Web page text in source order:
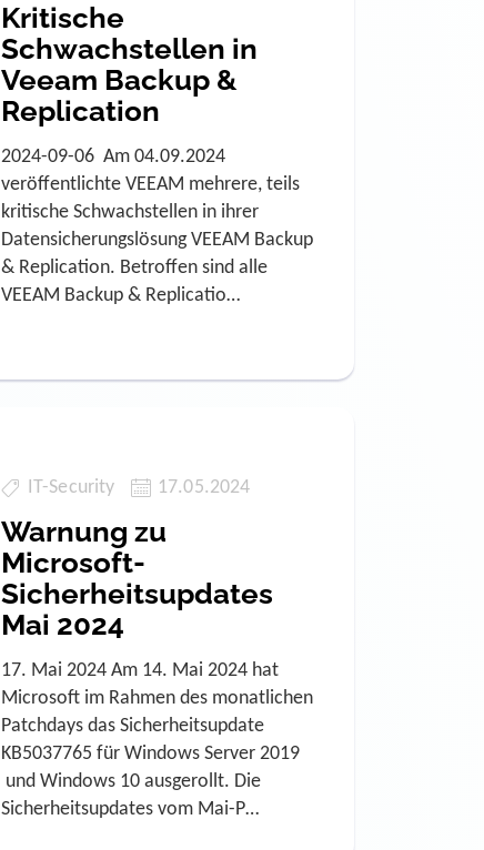
Kritische
Schwachstellen in
Veeam Backup &
Replication
2024-09-06 Am 04.09.2024
veröffentlichte VEEAM mehrere, teils
kritische Schwachstellen in ihrer
Datensicherungslösung VEEAM Backup
& Replication. Betroffen sind alle
VEEAM Backup & Replicatio…
IT-Security 17.05.2024
Warnung zu
Microsoft-
Sicherheitsupdates
Mai 2024
17. Mai 2024 Am 14. Mai 2024 hat
Microsoft im Rahmen des monatlichen
Patchdays das Sicherheitsupdate
KB5037765 für Windows Server 2019
und Windows 10 ausgerollt. Die
Sicherheitsupdates vom Mai-P…